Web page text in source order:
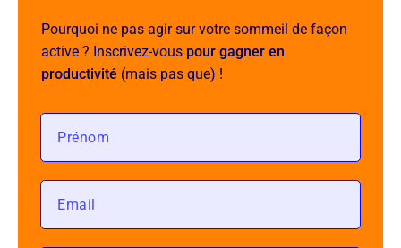
Pourquoi ne pas agir sur votre sommeil de façon
active ? Inscrivez-vous pour gagner en
productivité (mais pas que) !